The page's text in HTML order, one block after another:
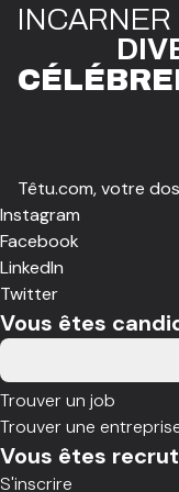
INCARNER
CÉLÉBRE
Têtu.com, votre
Instagram
Facebook
LinkedIn
Twitter
Vous êtes
Trouver un job
Trouver une
Vous êtes
S'inscrire